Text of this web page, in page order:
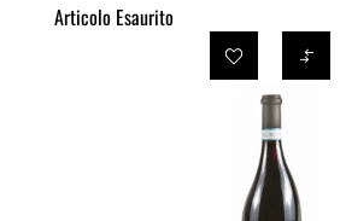
Articolo Esaurito